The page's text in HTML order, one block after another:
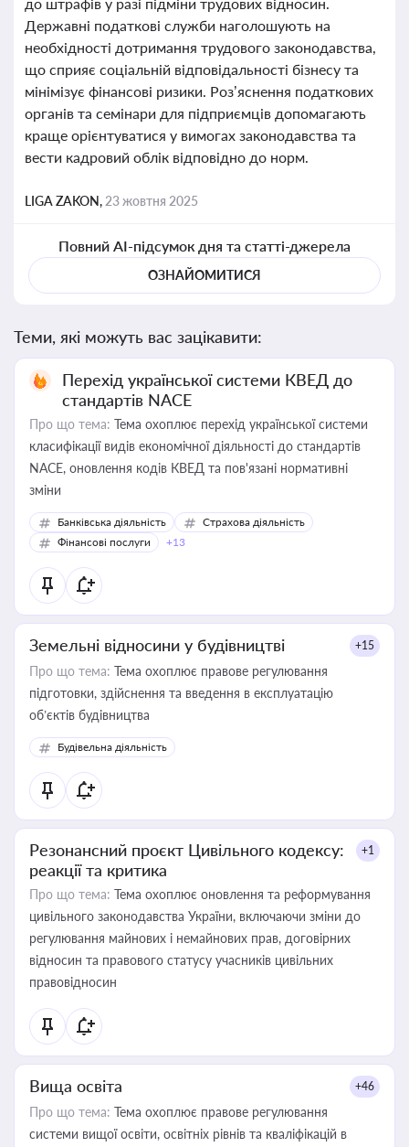
Державні податкові служби наголошують на
необхідності дотримання трудового законодавства,
що сприяє соціальній відповідальності бізнесу та
мінімізує фінансові ризики. Роз’яснення податкових
органів та семінари для підприємців допомагають
краще орієнтуватися у вимогах законодавства та
вести кадровий облік відповідно до норм.
LIGA ZAKON, 23 жовтня 2025
Повний AI-підсумок дня та статті-джерела
ОЗНАЙОМИТИСЯ
Теми, які можуть вас зацікавити:
Перехід української системи КВЕД до
стандартів NACE
Про що тема: Тема охоплює перехід української системи
класифікації видів економічної діяльності до стандартів
NACE, оновлення кодів КВЕД та пов'язані нормативні
зміни
Банківська діяльність
Страхова діяльність
Фінансові послуги
+13
Земельні відносини у будівництві +15
Про що тема: Тема охоплює правове регулювання
підготовки, здійснення та введення в експлуатацію
об’єктів будівництва
Будівельна діяльність
Резонансний проєкт Цивільного кодексу:
реакції та критика
+1
Про що тема: Тема охоплює оновлення та реформування
цивільного законодавства України, включаючи зміни до
регулювання майнових і немайнових прав, договірних
відносин та правового статусу учасників цивільних
правовідносин
Вища освіта +46
Про що тема: Тема охоплює правове регулювання
системи вищої освіти, освітніх рівнів та кваліфікацій в